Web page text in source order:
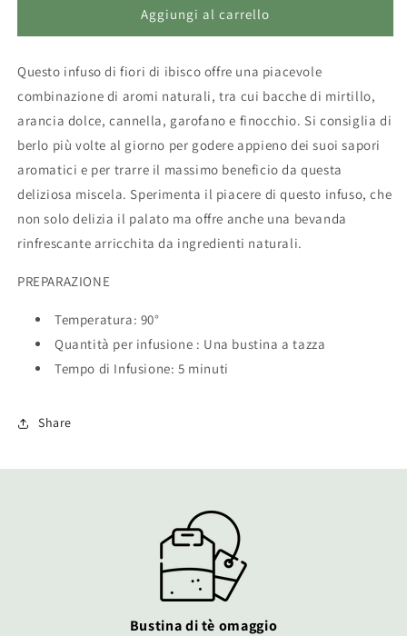
Natalizia
bustine
Tisana
Natalizia
bustine
Aggiungi al carrello
Questo infuso di fiori di ibisco offre una piacevole
combinazione di aromi naturali, tra cui bacche di mirtillo,
arancia dolce, cannella, garofano e finocchio. Si consiglia di
berlo più volte al giorno per godere appieno dei suoi sapori
aromatici e per trarre il massimo beneficio da questa
deliziosa miscela. Sperimenta il piacere di questo infuso, che
non solo delizia il palato ma offre anche una bevanda
rinfrescante arricchita da ingredienti naturali.
PREPARAZIONE
Temperatura: 90°
Quantità per infusione : Una bustina a tazza
Tempo di Infusione: 5 minuti
Share
Bustina di tè omaggio